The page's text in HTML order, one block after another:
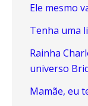
Ele mesmo
Tenha uma
Rainha
universo
Mamãe, eu